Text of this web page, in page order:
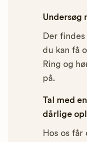
Undersøg
Der
du kan få
Ring og
på.
Tal med
dårlige
Hos os